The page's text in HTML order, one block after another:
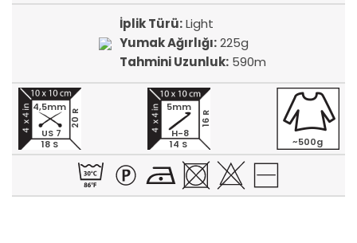
İplik Türü:Light
Yumak Ağırlığı:225g
Tahmini Uzunluk: 590m
18 S
20 R
4,5mm
US 7
14 S
16 R
5mm
H-8
~500g